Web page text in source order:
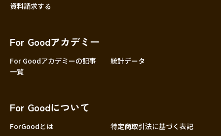
資料請求する
For Goodアカデミー
For Goodアカデミーの記事
一覧
統計データ
For Goodについて
ForGoodとは
特定商取引法に基づく表記